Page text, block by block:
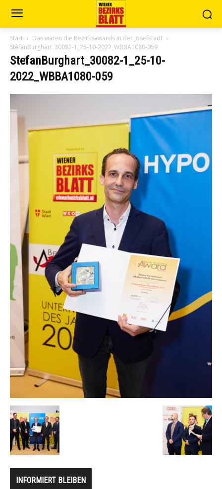
Start
Das waren die Bezirksawards in der Josefstadt
StefanBurghart_30082-1_25-10-2022_WBBA1080-059
StefanBurghart_30082-1_25-10-
2022_WBBA1080-059
INFORMIERT BLEIBEN